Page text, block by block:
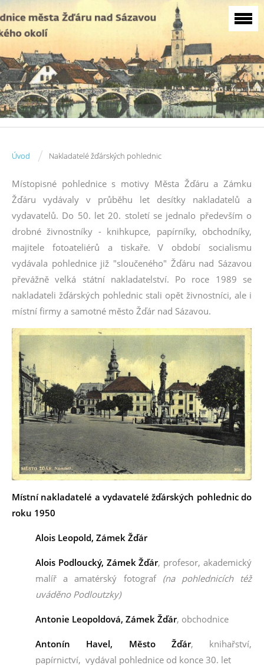
Úvod / Nakladatelé žďárských pohlednic
Místopisné pohlednice s motivy Města Žďáru a Zámku
Žďáru vydávaly v průběhu let desítky nakladatelů a
vydavatelů. Do 50. let 20. století se jednalo především o
drobné živnostníky - knihkupce, papírníky, obchodníky,
majitele fotoateliérů a tiskaře. V období socialismu
vydávala pohlednice již "sloučeného" Žďáru nad Sázavou
převážně velká státní nakladatelství. Po roce 1989 se
nakladateli žďárských pohlednic stali opět živnostníci, ale i
místní firmy a samotné město Žďár nad Sázavou.
Místní nakladatelé a vydavatelé žďárských pohlednic do
roku 1950
Alois Leopold, Zámek Žďár
Alois Podloucký, Zámek Žďár, profesor, akademický
malíř a amatérský fotograf
(na pohlednicích též
uváděno Podloutzky)
Antonie Leopoldová, Zámek Žďár, obchodnice
Antonín Havel, Město Žďár, knihařství,
papírnictví, vydával pohlednice od konce 30. let